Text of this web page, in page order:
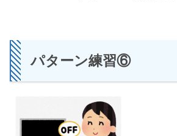
パターン練習⑥